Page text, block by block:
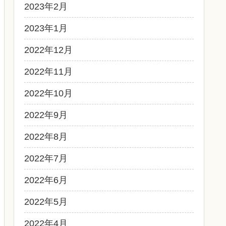
2023年2月
2023年1月
2022年12月
2022年11月
2022年10月
2022年9月
2022年8月
2022年7月
2022年6月
2022年5月
2022年4月